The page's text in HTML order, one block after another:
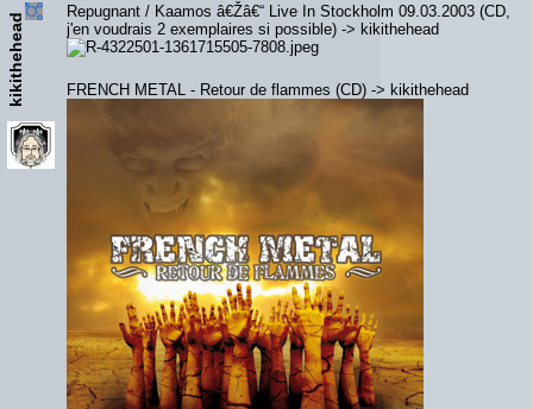
kikithehead
Repugnant / Kaamos â€Žâ€“ Live In Stockholm 09.03.2003 (CD,
j'en voudrais 2 exemplaires si possible) -> kikithehead
FRENCH METAL - Retour de flammes (CD) -> kikithehead